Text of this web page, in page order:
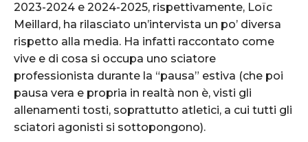
2023-2024 e 2024-2025, rispettivamente, Loïc
Meillard, ha rilasciato un’intervista un po’ diversa
rispetto alla media. Ha infatti raccontato come
vive e di cosa si occupa uno sciatore
professionista durante la “pausa” estiva (che poi
pausa vera e propria in realtà non è, visti gli
allenamenti tosti, soprattutto atletici, a cui tutti gli
sciatori agonisti si sottopongono).